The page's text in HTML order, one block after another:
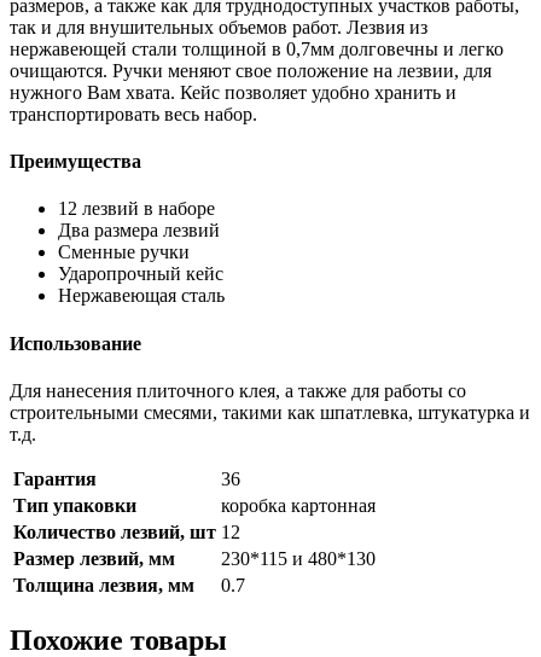
размеров, а также как для труднодоступных участков работы,
так и для внушительных объемов работ. Лезвия из
нержавеющей стали толщиной в 0,7мм долговечны и легко
очищаются. Ручки меняют свое положение на лезвии, для
нужного Вам хвата. Кейс позволяет удобно хранить и
транспортировать весь набор.
Преимущества
12 лезвий в наборе
Два размера лезвий
Сменные ручки
Ударопрочный кейс
Нержавеющая сталь
Использование
Для нанесения плиточного клея, а также для работы со
строительными смесями, такими как шпатлевка, штукатурка и
т.д.
Гарантия
36
Тип упаковки
коробка картонная
Количество лезвий, шт 12
Размер лезвий, мм
230*115 и 480*130
Толщина лезвия, мм
0.7
Похожие товары